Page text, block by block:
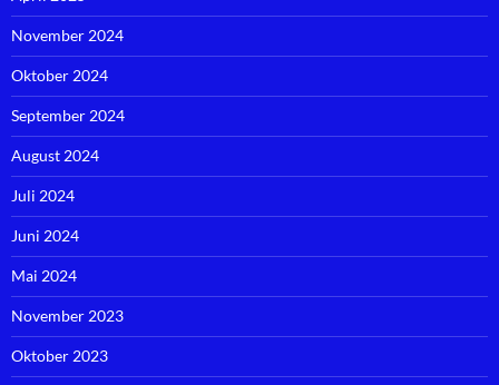
November 2024
Oktober 2024
September 2024
August 2024
Juli 2024
Juni 2024
Mai 2024
November 2023
Oktober 2023